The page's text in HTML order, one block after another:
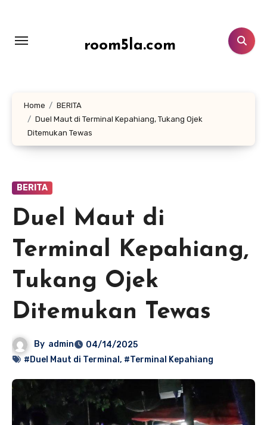
konten
room5la.com
Home
BERITA
Duel Maut di Terminal Kepahiang, Tukang Ojek
Ditemukan Tewas
BERITA
Duel Maut di
Terminal Kepahiang,
Tukang Ojek
Ditemukan Tewas
By admin
04/14/2025
#Duel Maut di Terminal , #Terminal Kepahiang